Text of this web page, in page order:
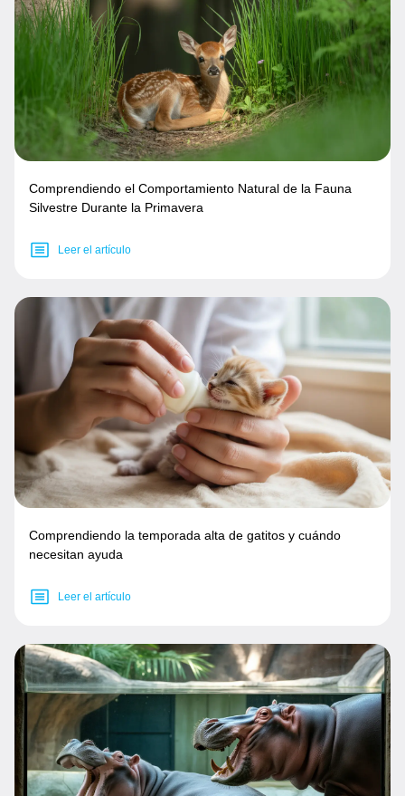
Comprendiendo el Comportamiento Natural de la Fauna
Silvestre Durante la Primavera
Leer el artículo
Comprendiendo la temporada alta de gatitos y cuándo
necesitan ayuda
Leer el artículo